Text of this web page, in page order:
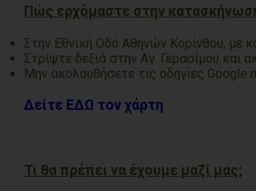
Πώς ερχόμαστε στην
Στην Εθνική Οδό Αθηνών Κορίνθου, με
Στρίψτε δεξιά στην Αγ. Γερασίμου και
Μην ακολουθήσετε τις οδηγίες
Δείτε ΕΔΩ τον χάρτη
Τι θα πρέπει να έχουμε μαζί μας;